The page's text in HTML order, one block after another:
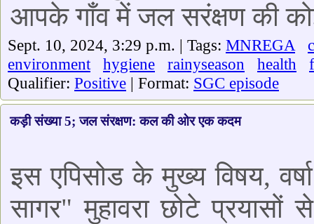
आपके गाँव में जल सरंक्षण की
Sept. 10, 2024, 3:29 p.m. | Tags: MNREGA
environment
hygiene rainyseason health
Qualifier: Positive | Format: SGC episode
कड़ी संख्या 5; जल संरक्षण: कल की ओर एक कदम
इस एपिसोड के मुख्य विषय,
सागर" मुहावरा छोटे प्रयासों